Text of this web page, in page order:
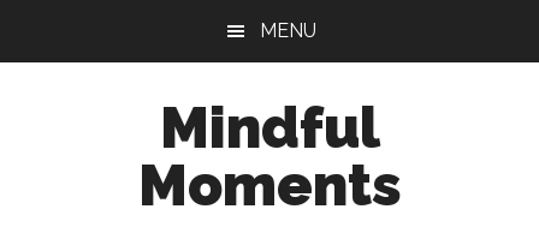
MENU
Mindful
Moments